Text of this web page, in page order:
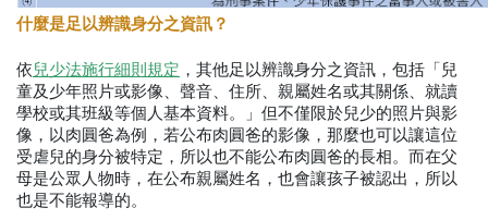
什麼是足以辨識身分之資訊？
依兒少法施行細則規定 ，其他足以辨識身分之資訊，包括「兒
童及少年照片或影像、聲音、住所、親屬姓名或其關係、就讀
學校或其班級等個人基本資料。」但不僅限於兒少的照片與影
像，以肉圓爸為例，若公布肉圓爸的影像，那麼也可以讓這位
受虐兒的身分被特定，所以也不能公布肉圓爸的長相。而在父
母是公眾人物時，在公布親屬姓名，也會讓孩子被認出，所以
也是不能報導的。